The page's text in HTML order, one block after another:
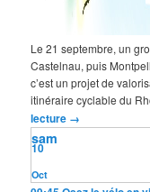
Le 21 septembre, un
Castelnau, puis
c’est un projet de
itinéraire cyclable du
lecture →
Oct
10
sam